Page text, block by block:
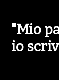
"Mio
io